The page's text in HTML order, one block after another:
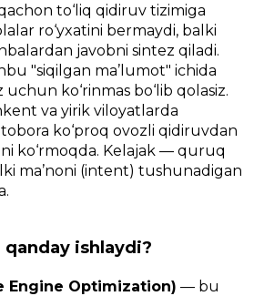
to‘liq qidiruv tizimiga
ro‘yxatini bermaydi, balki
javobni sintez qiladi.
"siqilgan ma’lumot" ichida
uchun ko‘rinmas bo‘lib qolasiz.
va yirik viloyatlarda
ko‘proq ovozli qidiruvdan
ko‘rmoqda. Kelajak — quruq
ma’noni (intent) tushunadigan
qanday ishlaydi?
Engine Optimization) — bu